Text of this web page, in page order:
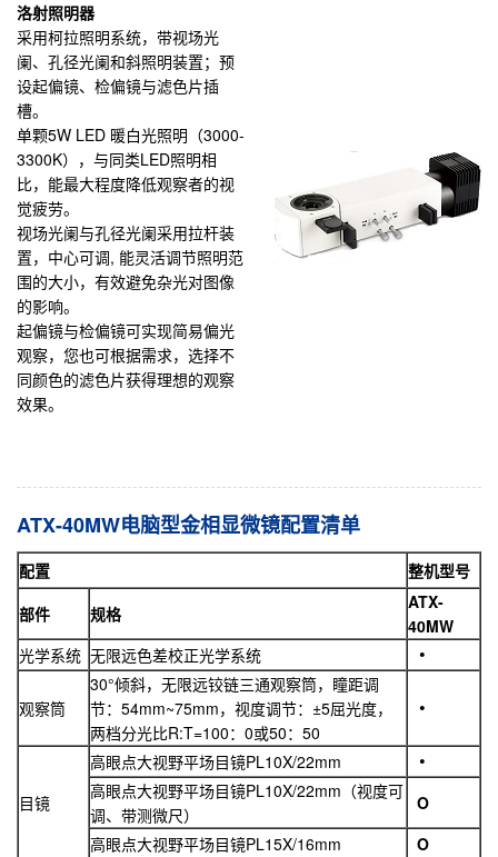
洛射照明器
采用柯拉照明系统，带视场光
阑、孔径光阑和斜照明装置；预
设起偏镜、检偏镜与滤色片插
槽。
单颗5W LED 暖白光照明（3000-
3300K），与同类LED照明相
比，能最大程度降低观察者的视
觉疲劳。
视场光阑与孔径光阑采用拉杆装
置，中心可调, 能灵活调节照明范
围的大小，有效避免杂光对图像
的影响。
起偏镜与检偏镜可实现简易偏光
观察，您也可根据需求，选择不
同颜色的滤色片获得理想的观察
效果。
ATX-40MW电脑型金相显微镜配置清单
配置
整机型号
部件
规格
ATX-
40MW
光学系统 无限远色差校正光学系统
观察筒
30°倾斜，无限远铰链三通观察筒，瞳距调
节：54mm~75mm，视度调节：±5屈光度，
两档分光比R:T=100：0或50：50
目镜
高眼点大视野平场目镜PL10X/22mm
高眼点大视野平场目镜PL10X/22mm（视度可
调、带测微尺）
O
高眼点大视野平场目镜PL15X/16mm
O